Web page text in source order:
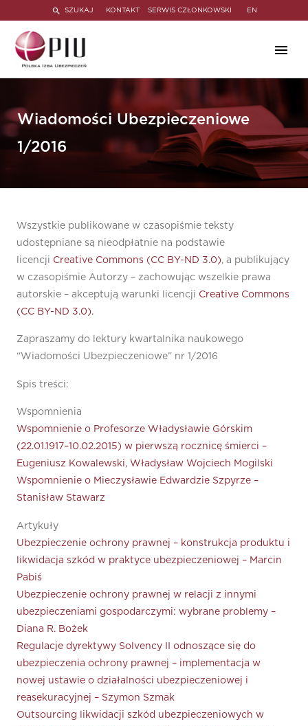
SZUKAJ KONTAKT SERWIS CZŁONKOWSKI EN
Wiadomości Ubezpieczeniowe
1/2016
Wszystkie publikowane w czasopiśmie teksty
udostępniane są nieodpłatnie na podstawie
licencji Creative Commons (CC BY-ND 3.0), a publikujący
w czasopiśmie Autorzy – zachowując wszelkie prawa
autorskie – akceptują warunki licencji Creative Commons
(CC BY-ND 3.0).
Zapraszamy do lektury kwartalnika naukowego
“Wiadomości Ubezpieczeniowe” nr 1/2016
Spis treści:
Wspomnienia
Wspomnienie o Profesorze Władysławie Górskim
(22.01.1917–10.02.2015) w pierwszą rocznicę śmierci –
Eugeniusz Kowalewski, Władysław Wojciech Mogilski
Wspomnienie o Mieczysławie Edwardzie Szpyrze –
Stanisław Stawarz
Artykuły
Ubezpieczenie ochrony prawnej – konstrukcja produktu i
likwidacja szkód w praktyce ubezpieczeniowej – Marcin
Pabiś
Ubezpieczenie ochrony prawnej w relacji z innymi
ubezpieczeniami gospodarczymi: wybrane problemy –
Diana R. Bożek
Regulacje dyrektywy Solvency II odnoszące się do
ubezpieczenia ochrony prawnej – implementacja w
nowej ustawie o działalności ubezpieczeniowej i
reasekuracyjnej – Szymon Szmak
Outsourcing likwidacji szkód ubezpieczeniowych w